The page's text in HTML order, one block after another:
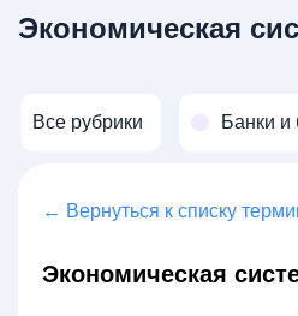
Экономическая
Все рубрики Банки и
← Вернуться к списку
Экономическая